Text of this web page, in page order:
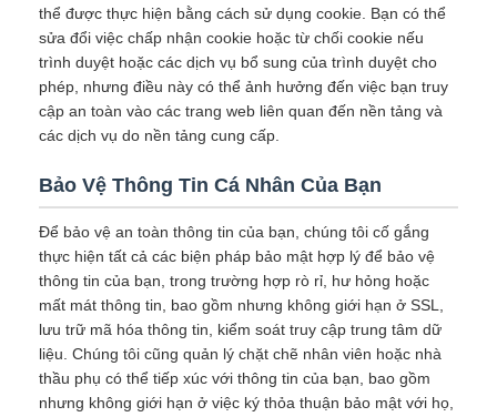
thể được thực hiện bằng cách sử dụng cookie. Bạn có thể
sửa đổi việc chấp nhận cookie hoặc từ chối cookie nếu
trình duyệt hoặc các dịch vụ bổ sung của trình duyệt cho
phép, nhưng điều này có thể ảnh hưởng đến việc bạn truy
cập an toàn vào các trang web liên quan đến nền tảng và
các dịch vụ do nền tảng cung cấp.
Bảo Vệ Thông Tin Cá Nhân Của Bạn
Để bảo vệ an toàn thông tin của bạn, chúng tôi cố gắng
thực hiện tất cả các biện pháp bảo mật hợp lý để bảo vệ
thông tin của bạn, trong trường hợp rò rỉ, hư hỏng hoặc
mất mát thông tin, bao gồm nhưng không giới hạn ở SSL,
lưu trữ mã hóa thông tin, kiểm soát truy cập trung tâm dữ
liệu. Chúng tôi cũng quản lý chặt chẽ nhân viên hoặc nhà
thầu phụ có thể tiếp xúc với thông tin của bạn, bao gồm
nhưng không giới hạn ở việc ký thỏa thuận bảo mật với họ,